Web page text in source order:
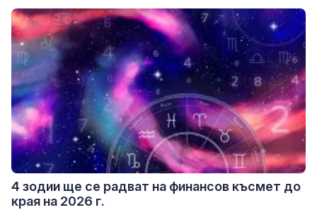
4 зодии ще се радват на финансов късмет до
края на 2026 г.